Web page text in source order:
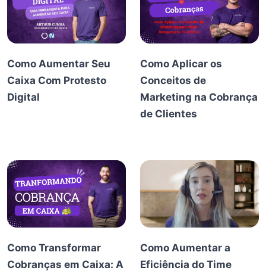
Como Aumentar Seu
Caixa Com Protesto
Digital
Como Aplicar os
Conceitos de
Marketing na Cobrança
de Clientes
Como Transformar
Cobranças em Caixa: A
Como Aumentar a
Eficiência do Time